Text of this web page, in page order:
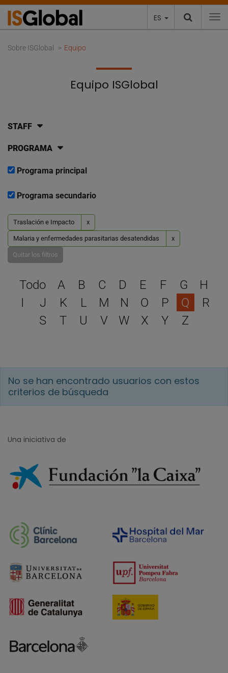
ES
Sobre ISGlobal Equipo
Equipo ISGlobal
STAFF
PROGRAMA
Programa principal
Programa secundario
Traslación e Impacto x
Malaria y enfermedades parasitarias desatendidas x
Quitar los filtros
Selecciona una letra
Todo A B C D E F G
H
I
J K L M N O P Q
R
S
T U V W X Y Z
No se han encontrado usuarios con estos
criterios de búsqueda
Una iniciativa de